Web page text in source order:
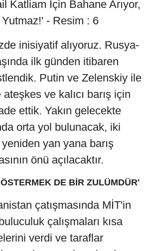
inisiyatif alıyoruz. Rusya-
ilk günden itibaren
Putin ve Zelenskiy ile
ve kalıcı barış için
ettik. Yakın gelecekte
orta yol bulunacak, iki
yan yana barış
önü açılacaktır.
DE BİR ZULÜMDÜR'
çatışmasında MİT'in
çalışmaları kısa
verdi ve taraflar